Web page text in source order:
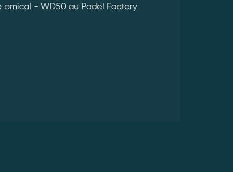
amical - WD50 au Padel Factory